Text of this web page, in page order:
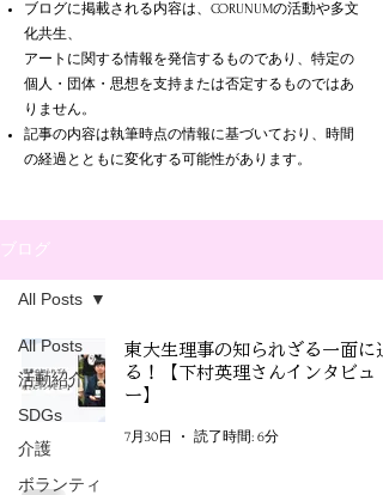
ブログに掲載される内容は、CORUNUMの活動や多文
化共生、
アートに関する情報を発信するものであり、特定の
個人・団体・思想を支持または否定するものではあ
りません。
記事の内容は執筆時点の情報に基づいており、時間
の経過とともに変化する可能性があります。
ブログ
All Posts
活動紹介
SDGs
介護
ボランティ
All Posts
東大生理事の知られざる一面に
る！【下村英理さんインタビュ
ー】
7月30日 読了時間: 6分